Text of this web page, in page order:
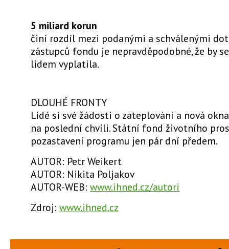
5 miliard korun
činí rozdíl mezi podanými a schválenými
zástupců fondu je nepravděpodobné, že by
lidem vyplatila.
DLOUHÉ FRONTY
Lidé si své žádosti o zateplování a nová
na poslední chvíli. Státní fond životního
pozastavení programu jen pár dní předem.
AUTOR: Petr Weikert
AUTOR: Nikita Poljakov
AUTOR-WEB: www.ihned.cz/autori
Zdroj: www.ihned.cz